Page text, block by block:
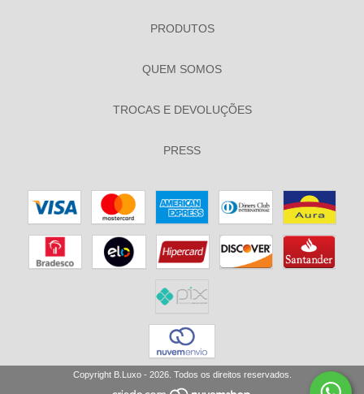
PRODUTOS
QUEM SOMOS
TROCAS E DEVOLUÇÕES
PRESS
Copyright B.Luxo - 2026. Todos os direitos reservados.